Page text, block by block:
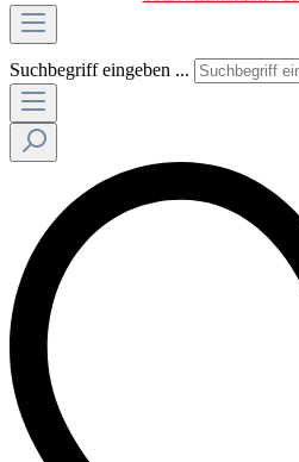
Suchbegriff eingeben ...